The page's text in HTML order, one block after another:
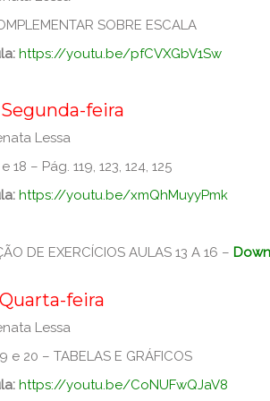
SOBRE ESCALA
https://youtu.be/pfCVXGbV1Sw
feira
Lessa
18 – Pág. 119, 123, 124, 125
https://youtu.be/xmQhMuyyPmk
DE EXERCÍCIOS AULAS 13 A 16 –
feira
Lessa
e 20 – TABELAS E GRÁFICOS
https://youtu.be/CoNUFwQJaV8